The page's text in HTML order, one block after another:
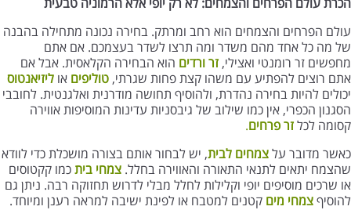
עולם הפרחים והצמחים הוא רחב ומרתק. בחירה נכונה מתחילה בהבנה
של מה כל אחד מהם משדר ומה תרצו לשדר בעצמכם. אם אתם
מחפשים זר רומנטי ואצילי, זר ורדים הוא הבחירה הקלאסית. אבל אם
אתם רוצים להפתיע עם משהו קצת פחות שגרתי, טוליפים או ליזיאנטוס
יכולים להיות בחירה נהדרת, ולהוסיף תחושה מודרנית ואלגנטית. לחובבי
הסגנון הכפרי, אין כמו שילוב של גיבסניות עדינות המוסיפות אווירה
קסומה לכלזר פרחים.
כאשר מדובר עלצמחים לבית, יש לבחור אותם בצורה מושכלת כדי לוודא
שהצמח יתאים לתנאי התאורה והאווירה בחלל. צמחי ביתכמו קקטוסים
או שרכים מוסיפים יופי וקלילות לחלל מבלי לדרוש תחזוקה רבה. ניתן גם
להוסיףצמחי מים קטנים למטבח או לפינת ישיבה למראה רענן ומיוחד.